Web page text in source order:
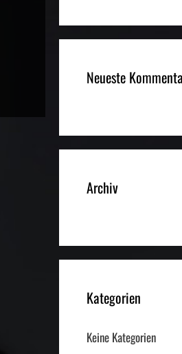
Neueste
Archiv
Kategorien
Keine Kategorien